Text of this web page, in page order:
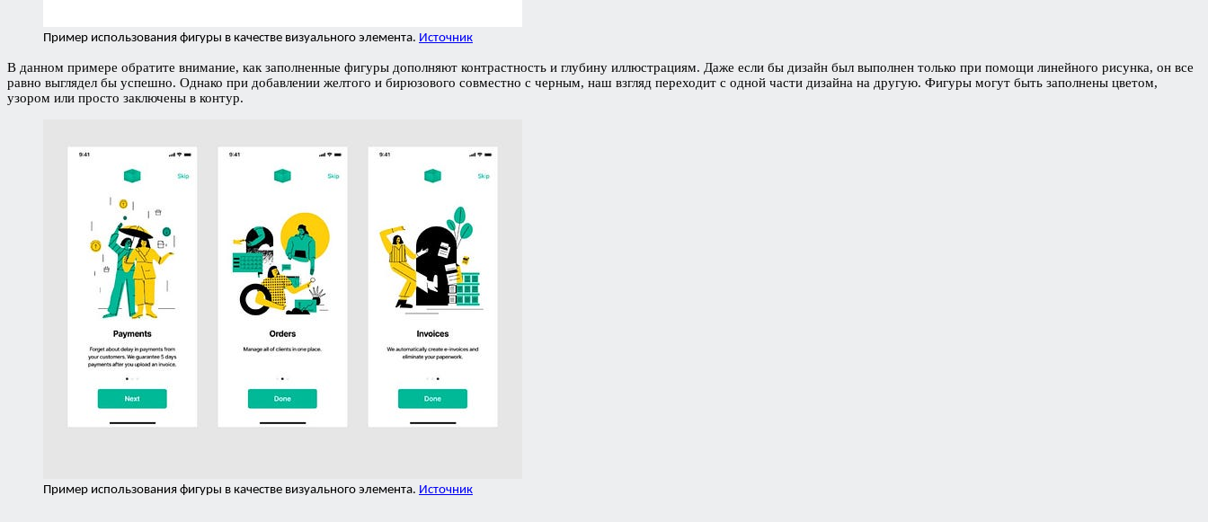
Пример использования фигуры в качестве визуального элемента. Источник
В данном примере обратите внимание, как заполненные фигуры дополняют контрастность и глубину иллюстрациям. Даже если бы дизайн был выполнен только при помощи линейного рисунка, он все
равно выглядел бы успешно. Однако при добавлении желтого и бирюзового совместно с черным, наш взгляд переходит с одной части дизайна на другую. Фигуры могут быть заполнены цветом,
узором или просто заключены в контур.
Пример использования фигуры в качестве визуального элемента. Источник